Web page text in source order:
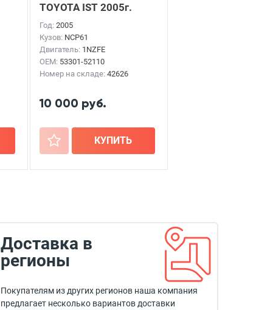
TOYOTA IST 2005г.
Год: 2005
Кузов: NCP61
Двигатель: 1NZFE
OEM: 53301-52110
Номер на складе: 42626
10 000 руб.
+ КУПИТЬ
Доставка в
регионы
Покупателям из других регионов наша компания
предлагает несколько вариантов доставки